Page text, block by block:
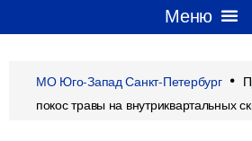
МО Юго-Запад Санкт-Петербург•
покос травы на внутриквартальных